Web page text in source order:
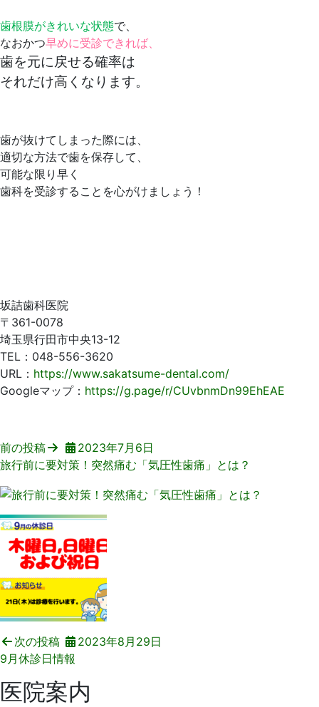
歯根膜がきれいな状態で、
なおかつ早めに受診できれば、
歯を元に戻せる確率は
それだけ高くなります。
歯が抜けてしまった際には、
適切な方法で歯を保存して、
可能な限り早く
歯科を受診することを心がけましょう！
坂詰歯科医院
〒361-0078
埼玉県行田市中央13-12
TEL：048-556-3620
URL： https://www.sakatsume-dental.com/
Googleマップ： https://g.page/r/CUvbnmDn99EhEAE
前の投稿
2023年7月6日
旅行前に要対策！突然痛む「気圧性歯痛」とは？
次の投稿
2023年8月29日
9月休診日情報
医院案内